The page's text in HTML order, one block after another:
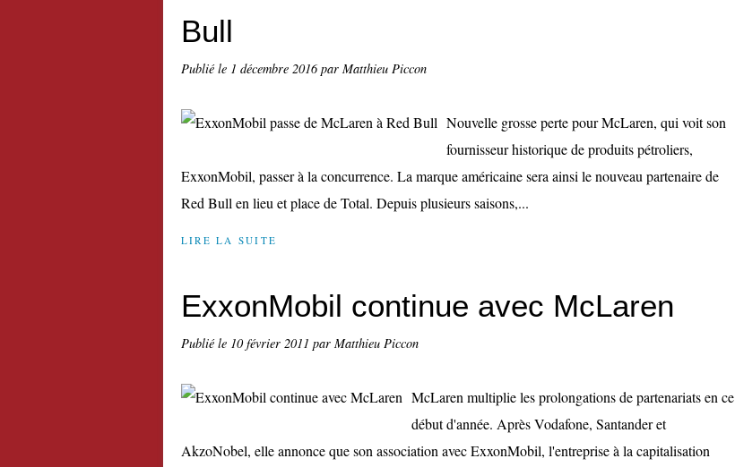
Bull
Publié le 1 décembre 2016par Matthieu Piccon
Nouvelle grosse perte pour McLaren, qui voit son
fournisseur historique de produits pétroliers,
ExxonMobil, passer à la concurrence. La marque américaine sera ainsi le nouveau partenaire de
Red Bull en lieu et place de Total. Depuis plusieurs saisons,...
LIRE LA SUITE
ExxonMobil continue avec McLaren
Publié le 10 février 2011 par Matthieu Piccon
McLaren multiplie les prolongations de partenariats en ce
début d'année. Après Vodafone, Santander et
AkzoNobel, elle annonce que son association avec ExxonMobil, l'entreprise à la capitalisation